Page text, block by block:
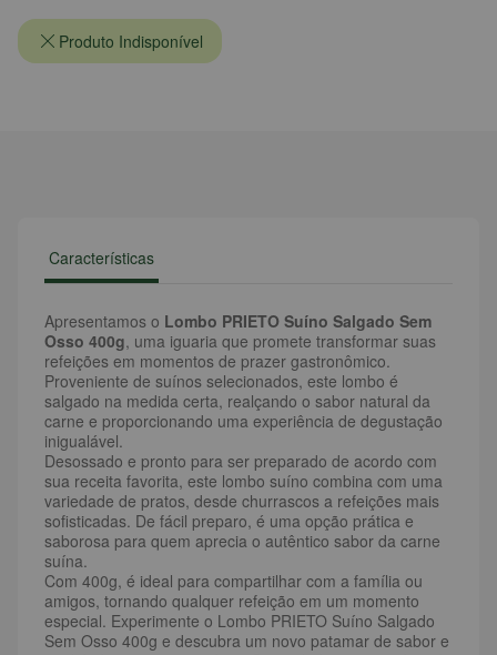
Produto Indisponível
Características
Apresentamos o Lombo PRIETO Suíno Salgado Sem
Osso 400g, uma iguaria que promete transformar suas
refeições em momentos de prazer gastronômico.
Proveniente de suínos selecionados, este lombo é
salgado na medida certa, realçando o sabor natural da
carne e proporcionando uma experiência de degustação
inigualável.
Desossado e pronto para ser preparado de acordo com
sua receita favorita, este lombo suíno combina com uma
variedade de pratos, desde churrascos a refeições mais
sofisticadas. De fácil preparo, é uma opção prática e
saborosa para quem aprecia o autêntico sabor da carne
suína.
Com 400g, é ideal para compartilhar com a família ou
amigos, tornando qualquer refeição em um momento
especial. Experimente o Lombo PRIETO Suíno Salgado
Sem Osso 400g e descubra um novo patamar de sabor e